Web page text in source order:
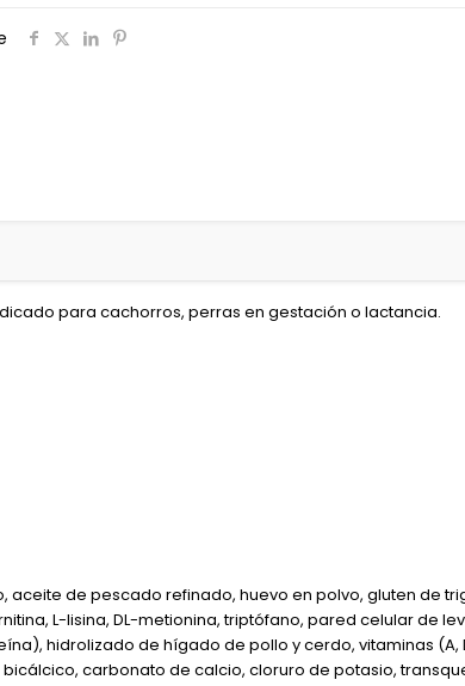
para cachorros, perras en gestación o lactancia.
de pescado refinado, huevo en polvo, gluten de
L-lisina, DL-metionina, triptófano, pared celular de
hidrolizado de hígado de pollo y cerdo, vitaminas (A,
bicálcico, carbonato de calcio, cloruro de potasio,